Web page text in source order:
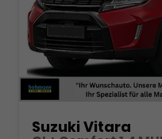
Suzuki Vitara